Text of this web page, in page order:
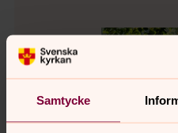
Samtycke